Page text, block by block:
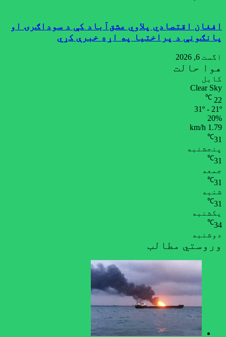
افغان اقتصادي پلاوي عشق‌آباد کې د سوداګرۍ او
پانګونې د پراختیا په اړه خبرې کړي
اگست 6, 2026
هوا حالت
کابل
Clear Sky
22
℃
31º - 21º
20%
1.79 km/h
31
℃
پنجشنبه
31
℃
جمعه
31
℃
شنبه
31
℃
یکشنبه
34
℃
دوشنبه
وروستي مطالب